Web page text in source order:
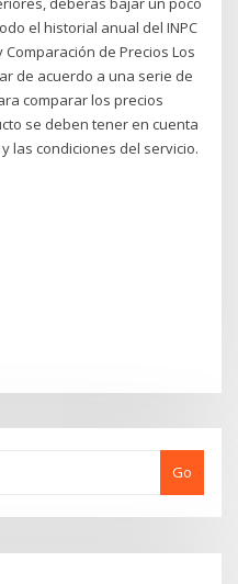
el historial anual del INPC
de Precios Los
de acuerdo a una serie de
comparar los precios
se deben tener en cuenta
las condiciones del servicio.
Go